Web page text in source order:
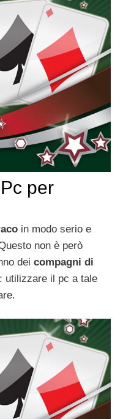
per
in modo serio e
non è però
dei compagni di
utilizzare il pc a tale